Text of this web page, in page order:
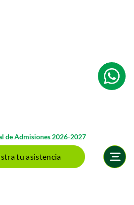
de Admisiones 2026-2027
tu asistencia